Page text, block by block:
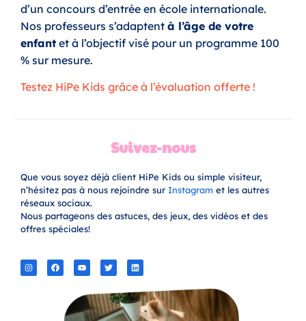
d’un concours d’entrée en école internationale.
Nos professeurs s’adaptent à l’âge de votre
enfant et à l’objectif visé pour un programme 100
% sur mesure.
Testez HiPe Kids grâce à l’évaluation offerte !
Suivez-nous
Que vous soyez déjà client HiPe Kids ou simple visiteur,
n’hésitez pas à nous rejoindre sur Instagram et les autres
réseaux sociaux.
Nous partageons des astuces, des jeux, des vidéos et des
offres spéciales!